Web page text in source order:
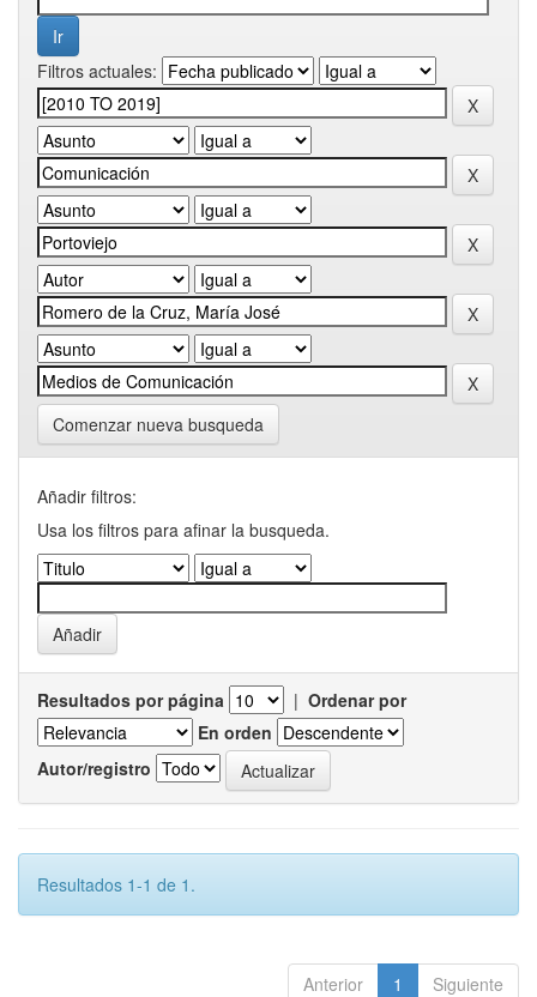
Filtros actuales:
Comenzar nueva busqueda
Añadir filtros:
Usa los filtros para afinar la busqueda.
Resultados por página | Ordenar por
En orden
Autor/registro
Resultados 1-1 de 1.
Anterior 1 Siguiente